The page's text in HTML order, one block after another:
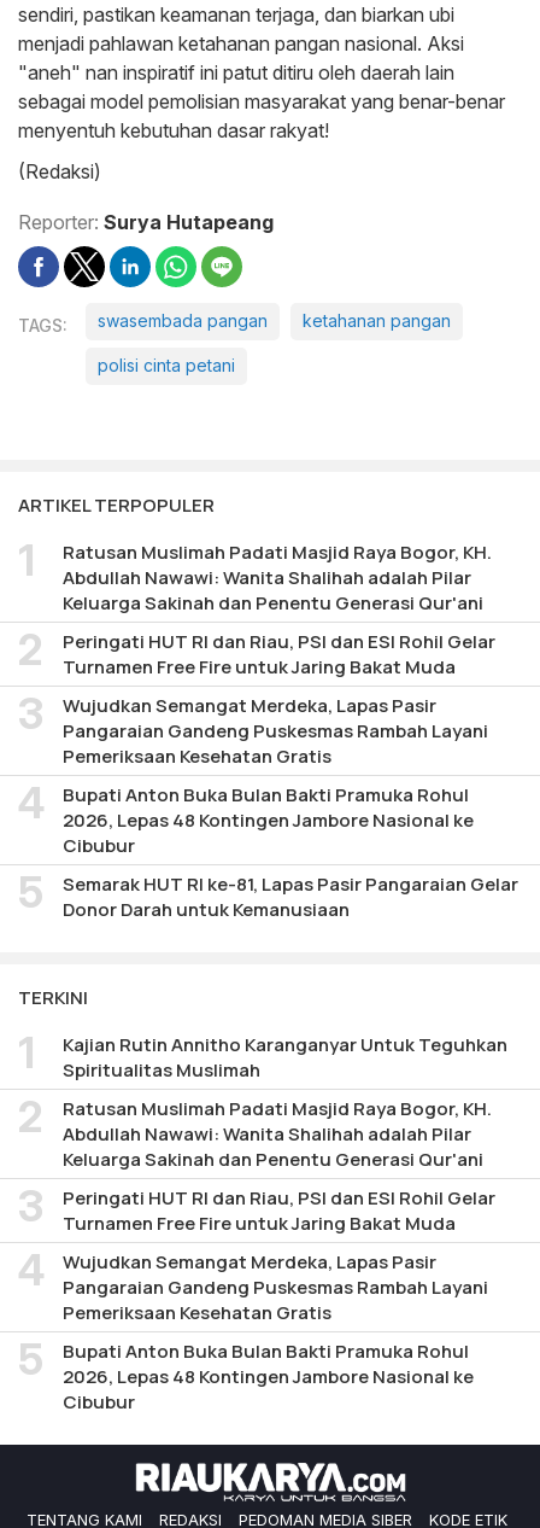
sendiri, pastikan keamanan terjaga, dan biarkan ubi
menjadi pahlawan ketahanan pangan nasional. Aksi
"aneh" nan inspiratif ini patut ditiru oleh daerah lain
sebagai model pemolisian masyarakat yang benar-benar
menyentuh kebutuhan dasar rakyat!
(Redaksi)
Reporter: Surya Hutapeang
swasembada pangan ketahanan pangan
polisi cinta petani
ARTIKEL TERPOPULER
Ratusan Muslimah Padati Masjid Raya Bogor, KH.
Abdullah Nawawi: Wanita Shalihah adalah Pilar
Keluarga Sakinah dan Penentu Generasi Qur'ani
Peringati HUT RI dan Riau, PSI dan ESI Rohil Gelar
Turnamen Free Fire untuk Jaring Bakat Muda
Wujudkan Semangat Merdeka, Lapas Pasir
Pangaraian Gandeng Puskesmas Rambah Layani
Pemeriksaan Kesehatan Gratis
Bupati Anton Buka Bulan Bakti Pramuka Rohul
2026, Lepas 48 Kontingen Jambore Nasional ke
Cibubur
Semarak HUT RI ke-81, Lapas Pasir Pangaraian Gelar
Donor Darah untuk Kemanusiaan
TERKINI
Kajian Rutin Annitho Karanganyar Untuk Teguhkan
Spiritualitas Muslimah
Ratusan Muslimah Padati Masjid Raya Bogor, KH.
Abdullah Nawawi: Wanita Shalihah adalah Pilar
Keluarga Sakinah dan Penentu Generasi Qur'ani
Peringati HUT RI dan Riau, PSI dan ESI Rohil Gelar
Turnamen Free Fire untuk Jaring Bakat Muda
Wujudkan Semangat Merdeka, Lapas Pasir
Pangaraian Gandeng Puskesmas Rambah Layani
Pemeriksaan Kesehatan Gratis
Bupati Anton Buka Bulan Bakti Pramuka Rohul
2026, Lepas 48 Kontingen Jambore Nasional ke
Cibubur
TENTANG KAMI REDAKSI PEDOMAN MEDIA SIBER KODE ETIK